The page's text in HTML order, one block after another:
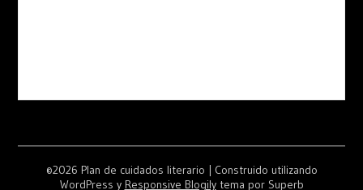
©2026 Plan de cuidados literario | Construido utilizando
WordPress y Responsive Blogilytema por Superb